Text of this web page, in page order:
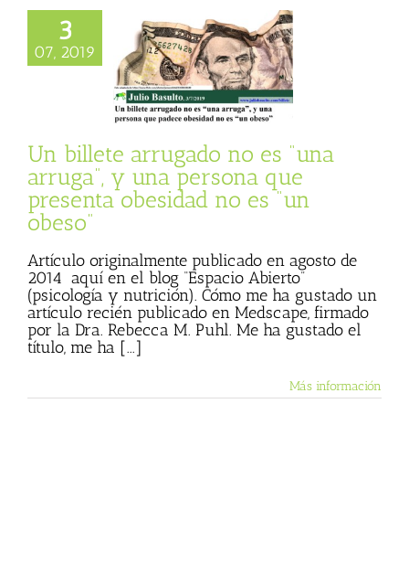
3
07, 2019
arrugado no es
y una
que presenta
BasultoUn billete arrugado no es “una
arruga”, y una persona que
presenta obesidad no es “un
obeso”
Artículo originalmente publicado en agosto de
2014 aquí en el blog “Espacio Abierto”
(psicología y nutrición). Cómo me ha gustado un
artículo recién publicado en Medscape, firmado
por la Dra. Rebecca M. Puhl. Me ha gustado el
título, me ha [...]
Más información